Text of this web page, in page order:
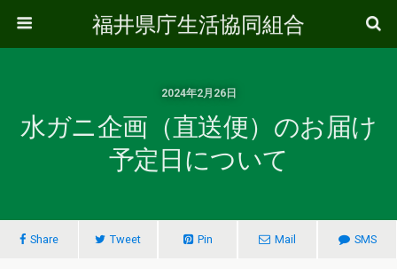
福井県庁生活協同組合
2024年2月26日
水ガニ企画（直送便）のお届け
予定日について
Share Tweet Pin Mail SMS